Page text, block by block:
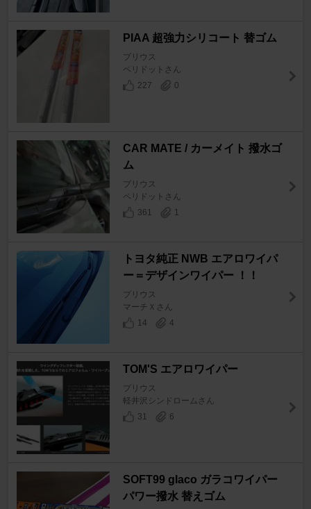
PIAA 超強力シリコート 替ゴム
プリウス
ペリドットさん
227
0
CAR MATE / カーメイト 撥水ゴ
ム
プリウス
ペリドットさん
361
1
トヨタ純正 NWB エアロワイパ
ー＝デザインワイパー ！！
プリウス
マーチＸさん
14
4
TOM'S エアロワイパー
プリウス
軽井沢シンドロームさん
31
6
SOFT99 glaco ガラコワイパー
パワー撥水 替えゴム